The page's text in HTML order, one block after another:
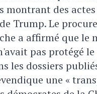
montrant des
Trump. Le
a affirmé que le
pas protégé
les dossiers
une «